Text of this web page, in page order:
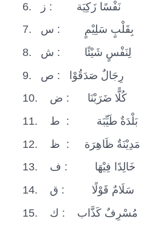
6. ز :
نَفْسًا زَكِيَة
7.
س :
بِقَلْبٍ سَلِيْمٍ
8.
ش :
لِنَفْسٍ شَيْئًا
9.
ص :
رِجَالٌ صَدَقُوْا
10.
ض :
كُلًّا ضَرَبْنَا
11.
ط :
بَلْدَةٌ طَيِّبَة
12.
ظ :
مَدِيْنَةٌ ظَاهِرَة
13.
ف :
خَالِدًا فِيْهَا
14.
ق :
سَلَامٌ قَوْلًا
15.
ك :
مُسْرِفٌ كَذَّاب